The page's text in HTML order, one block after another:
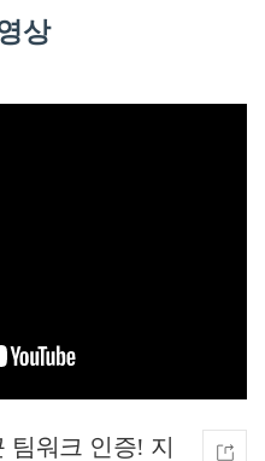
상
팀워크 인증! 지